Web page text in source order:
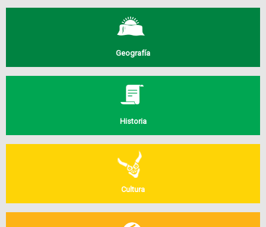
Geografía
Historia
Cultura